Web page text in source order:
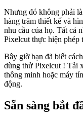
Nhưng đó không phải
hàng trăm thiết kế và
nhu cầu của họ. Tất cả
Pixelcut thực hiện phép
Bây giờ bạn đã biết
dùng thử Pixelcut ! Tải
thông minh hoặc máy
động.
Sẵn sàng bắt